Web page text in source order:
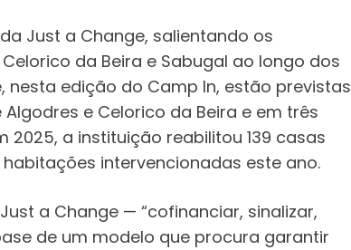
Just a Change, salientando os
da Beira e Sabugal ao longo dos
nesta edição do Camp In, estão previstas
e Celorico da Beira e em três
2025, a instituição reabilitou 139 casas
intervencionadas este ano.
a Change — “cofinanciar, sinalizar,
de um modelo que procura garantir